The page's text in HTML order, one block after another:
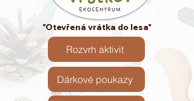
"Otevřená vrátka do lesa"
Dárkové poukazy
Rozvrh aktivit